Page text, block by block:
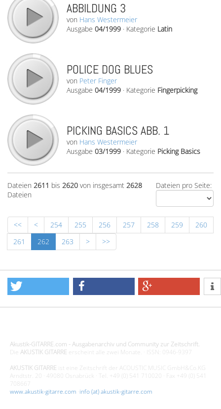
ABBILDUNG 3
von Hans Westermeier
Ausgabe 04/1999 · Kategorie Latin
POLICE DOG BLUES
von Peter Finger
Ausgabe 04/1999 · Kategorie Fingerpicking
PICKING BASICS ABB. 1
von Hans Westermeier
Ausgabe 03/1999 · Kategorie Picking Basics
Dateien pro Seite:
Dateien 2611 bis 2620 von insgesamt 2628
Dateien
<< < 254 255 256 257 258 259
260
261
262 263 > >>
Akustik-GITARRE.com - Ausgabenarchiv und Community zur Zeitschrift.
Die AKUSTIK GITARRE erscheint alle zwei Monate. · ISSN: 0946-9397
AKUSTIK GITARRE ist eine Zeitschrift der ACOUSTIC MUSIC GmbH&Co.KG
Arndtstr. 20 · 49080 Osnabrück · Tel. +49 (0) 541 710020 · Fax +49 (0) 541
708667
www.akustik-gitarre.com ·info (at) akustik-gitarre.com